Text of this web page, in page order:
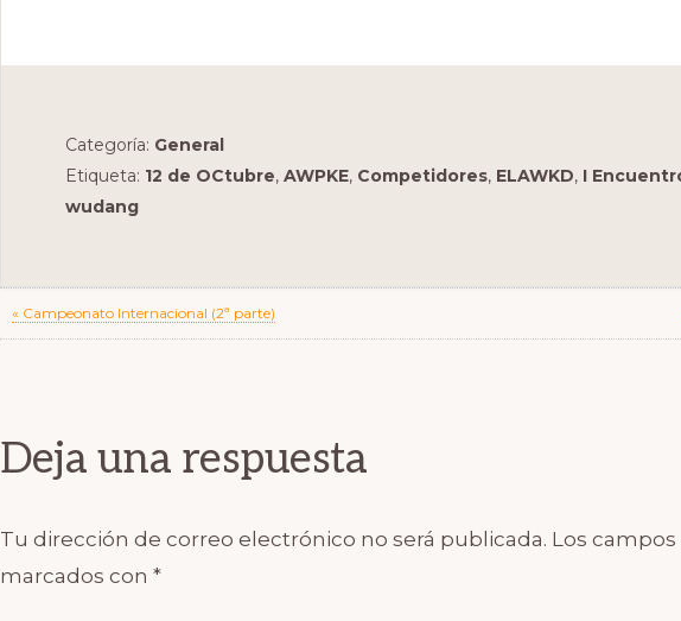
Categoría: General
Etiqueta: 12 de OCtubre, AWPKE, Competidores, ELAWKD, I
wudang
Previous
Post:
« Campeonato Internacional (2ª parte)
Interactions
Deja una respuesta
Tu dirección de correo electrónico no será publicada. Los
marcados con *